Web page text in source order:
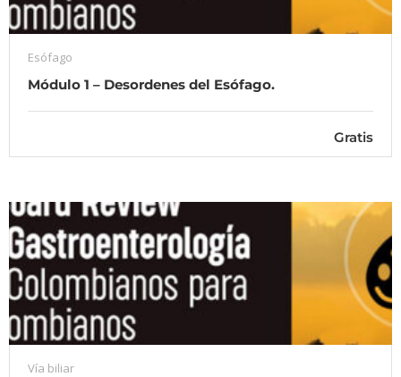
Esófago
Módulo 1 – Desordenes del Esófago.
Gratis
Vía biliar